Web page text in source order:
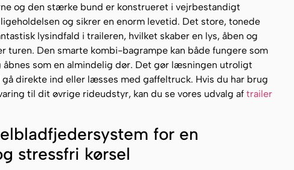
og den stærke bund er konstrueret i vejrbestandigt
og sikrer en enorm levetid. Det store, tonede
lysindfald i traileren, hvilket skaber en lys, åben og
turen. Den smarte kombi-bagrampe kan både fungere som
som en almindelig dør. Det gør læsningen utroligt
direkte ind eller læsses med gaffeltruck. Hvis du har brug
til dit øvrige rideudstyr, kan du se vores udvalg af trailer
for en
stressfri kørsel